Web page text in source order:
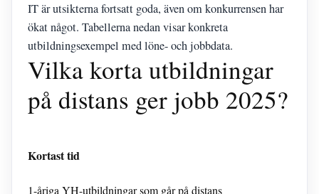
IT är utsikterna fortsatt goda, även om konkurrensen har
ökat något. Tabellerna nedan visar konkreta
utbildningsexempel med löne- och jobbdata.
Vilka korta utbildningar
på distans ger jobb 2025?
Kortast tid
1-åriga YH-utbildningar som går på distans